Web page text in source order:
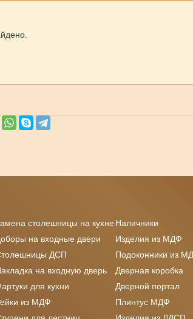
столешницы на кухне Наличники
на входные двери
Изделия из МДФ
ДСП
Подоконники из
на входную дверь
Дверная коробка
для кухни
Дверной портал
из МДФ
Плинтус МДФ